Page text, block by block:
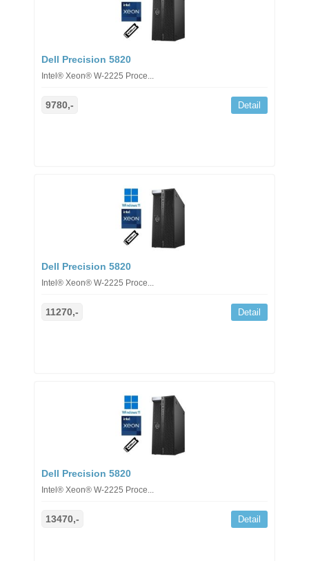
Dell Precision 5820
Intel® Xeon® W-2225 Proce...
9780,- Detail
Dell Precision 5820
Intel® Xeon® W-2225 Proce...
11270,- Detail
Dell Precision 5820
Intel® Xeon® W-2225 Proce...
13470,- Detail